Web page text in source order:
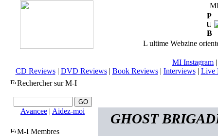
P
U
B
L ultime Webzine
MI Instagram
CD Reviews| DVD Reviews| Book Reviews| Interviews| Live
Rechercher sur M-I
Avancee | Aidez-moi
M-I Membres
GHOST